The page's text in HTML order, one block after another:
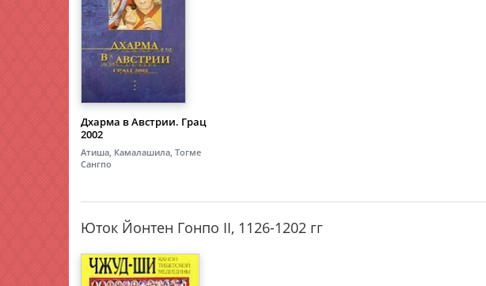
Дхарма в Австрии. Грац
2002
Атиша, Камалашила, Тогме
Сангпо
Юток Йонтен Гонпо II, 1126-1202 гг